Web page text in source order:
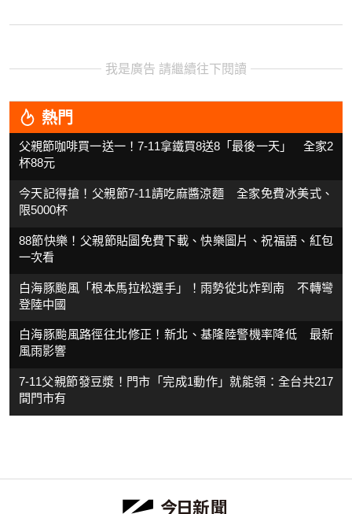
我是廣告 請繼續往下閱讀
熱門
父親節咖啡買一送一！7-11拿鐵買8送8「最後一天」 全家2
杯88元
今天記得搶！父親節7-11請吃麻醬涼麵 全家免費冰美式、
限5000杯
88節快樂！父親節貼圖免費下載、快樂圖片、祝福語、紅包
一次看
白海豚颱風「根本馬拉松選手」！雨勢從北炸到南 不轉彎
登陸中國
白海豚颱風路徑往北修正！新北、基隆陸警機率降低 最新
風雨影響
7-11父親節發豆漿！門市「完成1動作」就能領：全台共217
間門市有